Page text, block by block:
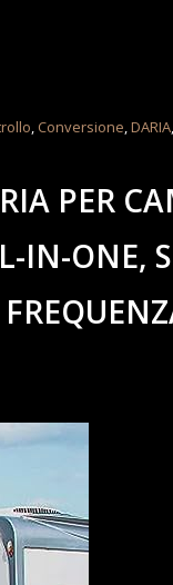
, Conversione,DARIA
PER
IN-ONE,